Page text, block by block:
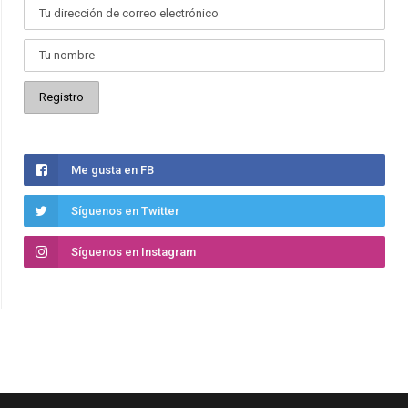
Me gusta en FB
Síguenos en Twitter
Síguenos en Instagram